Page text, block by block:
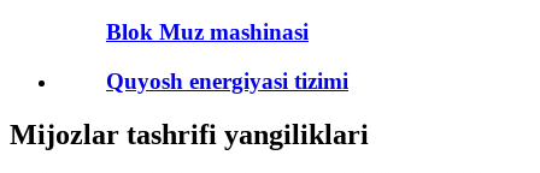
Blok Muz mashinasi
Quyosh energiyasi tizimi
Mijozlar tashrifi yangiliklari